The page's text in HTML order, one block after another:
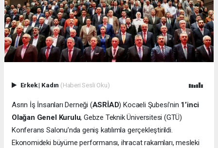
Erkek| Kadın (Haberi Sesli Oku)
Asrın İş İnsanları Derneği (ASRİAD) Kocaeli Şubesi’nin 1’inci
Olağan Genel Kurulu, Gebze Teknik Üniversitesi (GTÜ)
Konferans Salonu’nda geniş katılımla gerçekleştirildi.
Ekonomideki büyüme performansı, ihracat rakamları, mesleki